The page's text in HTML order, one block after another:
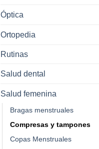
Óptica
Ortopedia
Rutinas
Salud dental
Salud femenina
Bragas menstruales
Compresas y tampones
Copas Menstruales